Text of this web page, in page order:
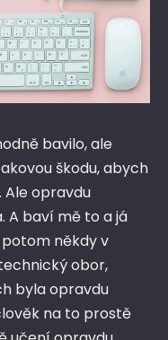
bavilo, ale
škodu, abych
opravdu
A baví mě to a já
potom někdy v
obor,
byla opravdu
na to prostě